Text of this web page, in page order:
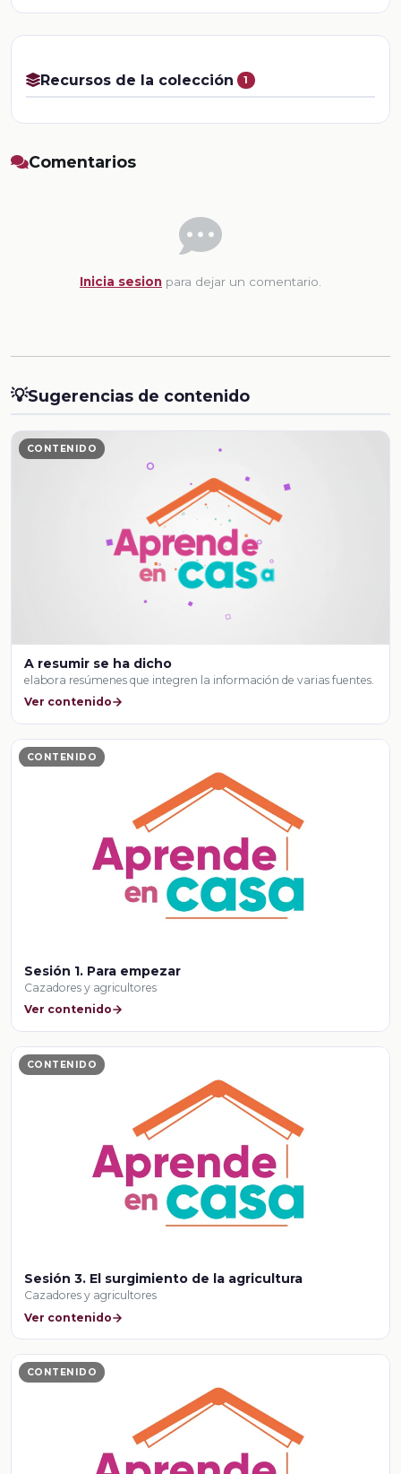
Recursos de la colección 1
Comentarios
Inicia sesion para dejar un comentario.
💡Sugerencias de contenido
CONTENIDO
A resumir se ha dicho
elabora resúmenes que integren la información de varias fuentes.
Ver contenido
CONTENIDO
Sesión 1. Para empezar
Cazadores y agricultores
Ver contenido
CONTENIDO
Sesión 3. El surgimiento de la agricultura
Cazadores y agricultores
Ver contenido
CONTENIDO